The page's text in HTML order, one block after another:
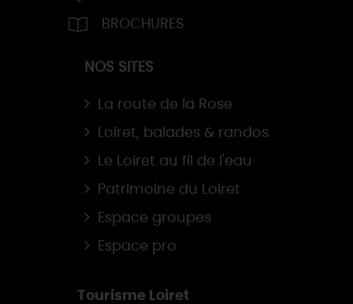
BROCHURES
NOS SITES
La route de la Rose
Loiret, balades & randos
Le Loiret au fil de l'eau
Patrimoine du Loiret
Espace groupes
Espace pro
Tourisme Loiret